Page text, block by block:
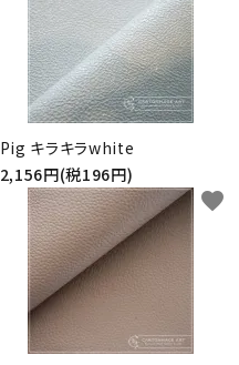
Pig キラキラwhite
2,156円(税196円)
favorite